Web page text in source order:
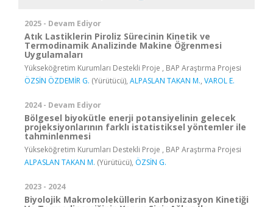
2025 - Devam Ediyor
Atık Lastiklerin Piroliz Sürecinin Kinetik ve
Termodinamik Analizinde Makine Öğrenmesi
Uygulamaları
Yükseköğretim Kurumları Destekli Proje , BAP Araştırma Projesi
ÖZSİN ÖZDEMİR G. (Yürütücü), ALPASLAN TAKAN M., VAROL E.
2024 - Devam Ediyor
Bölgesel biyokütle enerji potansiyelinin gelecek
projeksiyonlarının farklı istatistiksel yöntemler ile
tahminlenmesi
Yükseköğretim Kurumları Destekli Proje , BAP Araştırma Projesi
ALPASLAN TAKAN M. (Yürütücü), ÖZSİN G.
2023 - 2024
Biyolojik Makromoleküllerin Karbonizasyon Kinetiği